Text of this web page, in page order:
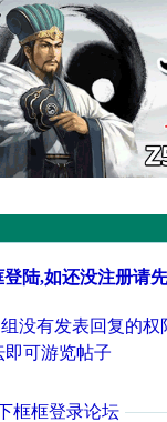
陆,如还没注册请
没有发表回复的权
可游览帖子
框框登录论坛